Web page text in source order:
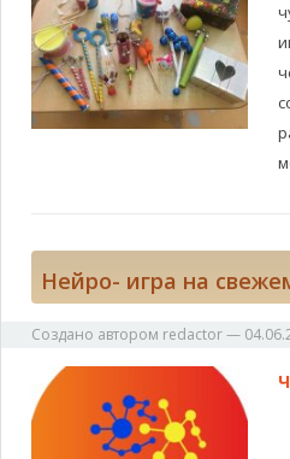
Нейро- игра на
Создано автором redactor—